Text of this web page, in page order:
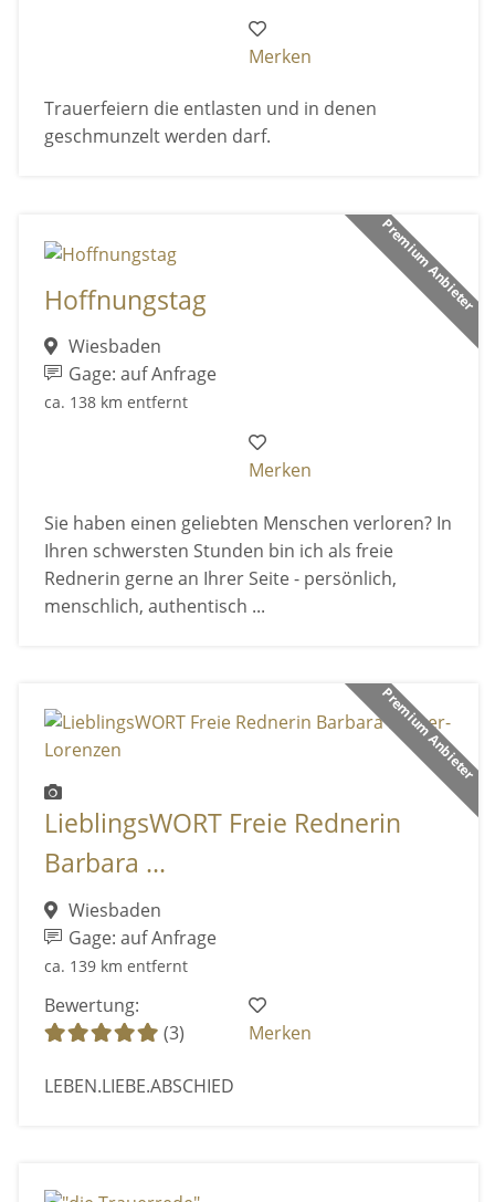
Merken
Trauerfeiern die entlasten und in denen
geschmunzelt werden darf.
Premium Anbieter
Hoffnungstag
Wiesbaden
Gage: auf Anfrage
ca. 138 km entfernt
Merken
Sie haben einen geliebten Menschen verloren? In
Ihren schwersten Stunden bin ich als freie
Rednerin gerne an Ihrer Seite - persönlich,
menschlich, authentisch ...
Premium Anbieter
LieblingsWORT Freie Rednerin
Barbara ...
Wiesbaden
Gage: auf Anfrage
ca. 139 km entfernt
Bewertung:
(3)
Merken
LEBEN.LIEBE.ABSCHIED